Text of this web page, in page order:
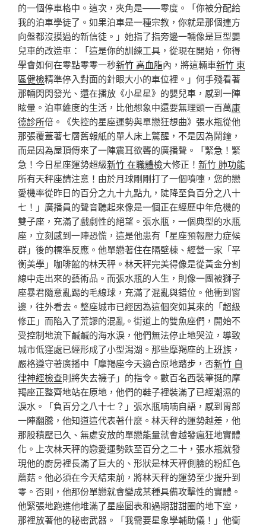
的一個停車格中。這次，夾角是——零度。「你被分配給
我的泊車學徒了。如果泊車是一種宗教，你就是那個連方
向盤都沒摸過的新信徒。」她指了指旁邊一輛像是巨型嬰
兒車的改造車：「這是你的訓練工具，從現在開始，你得
學會如何在零點零零一秒新竹 高血脂內，將這輛車新竹 東
區健檢精準停入對面的針眼大小的車位裡。」何手殘看著
那輛閃閃發光、還在播放《小星星》的嬰兒車，感到一陣
眩暈。泊車維度的生活，比他想象中還要無理頭一百萬康
德診所倍。《失控的星座運勢與單戀狂想曲》張水瓶從他
那張覆蓋著七層舊報紙的單人床上驚醒，不是因為鬧鐘，
而是因為屋頂傳來了一陣震耳欲聾的廣播聲。「緊急！緊
急！今日星座運勢超級新竹 在職體檢大修正！ 新竹 肺功能
所有天秤座請注意！由於月球剛剛打了一個噴嚏，您的戀
愛機率從昨日的百分之九十九點九，陡降至負百分之八十
七！」廣播員的聲音聽起來像是一個正在經歷中年危機的
雙子座，充滿了戲劇性的絕望。張水瓶，一個典型的水瓶
座，立刻感到一陣恐慌，這是他患有「星座預報壓力症候
群」後的標準反應。他單戀著住在隔壁棟、經營一家「平
衡美學」咖啡館的林天秤。林天秤完美得像是從黃金分割
線中走出來的藝術品。而張水瓶的人生，則像一團被獅子
座暴君隨意亂踢的毛線球，充滿了混亂與錯位。他衝到窗
邊，往外看去。整座城市已經因為這個突如其來的「超級
修正」而陷入了荒謬的混亂。街道上的雙魚座們，開始不
受控制地流下鹹鹹的海水淚，他們無法停止地哭泣，導致
城市低窪處已經形成了小型潟湖。那些摩羯座的上班族，
嚴格遵守著廣播中「摩羯座今天適合原地踏步，否新竹 自
律神經檢查則將失去襪子」的指令。數百名西裝筆挺的摩
羯座正整齊地站在原地，他們的鞋子裡裝滿了已經潮濕的
淚水。「負百分之八十七？」張水瓶喃喃自語，感到胃部
一陣翻騰，他知道這代表著什麼。林天秤的運勢越差，他
那股積壓已久、無處安放的單戀能量就會越發瘋狂地實體
化。上次林天秤的戀愛運勢跌至百分之二十，張水瓶就發
現他的廚房裡長滿了巨大的、形狀是林天秤側臉的粉紅色
蘑菇。他必須在今天結束前，將林天秤的運勢至少提升到
零。否則，他那份單戀就會變成某種具備攻擊性的實體。
他緊張地跑進他堆滿了星座圖表和過期甜甜圈的地下室，
那裡放著他的秘密武器。「我需要星象學輔助儀！」他衝